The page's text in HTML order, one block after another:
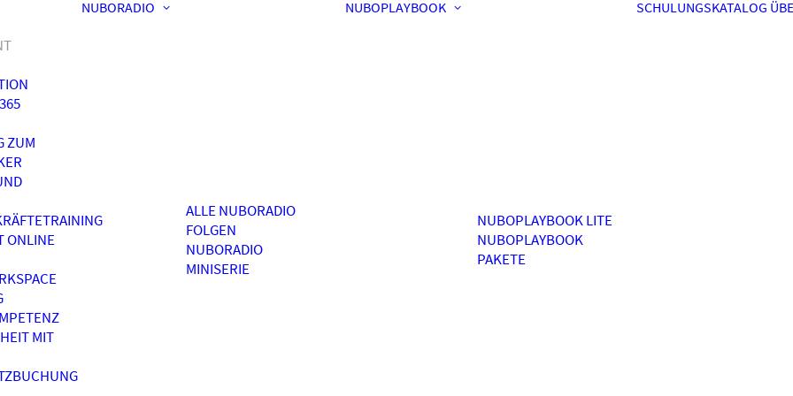
ZUM
ONLINE
MIT
NUBORADIO
ALLE NUBORADIO
FOLGEN
NUBORADIO
MINISERIE
NUBOPLAYBOOK
NUBOPLAYBOOK LITE
NUBOPLAYBOOK
PAKETE
SCHULUNGSKATALOG